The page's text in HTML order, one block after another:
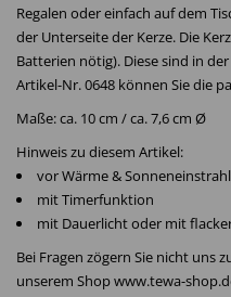
Regalen oder einfach auf dem
der Unterseite der Kerze. Die
Batterien nötig). Diese sind in
Artikel-Nr. 0648 können Sie die
Maße: ca. 10 cm / ca. 7,6 cm Ø
Hinweis zu diesem Artikel:
vor Wärme &
mit Timerfunktion
mit Dauerlicht oder mit
Bei Fragen zögern Sie nicht uns
unserem Shop www.tewa-